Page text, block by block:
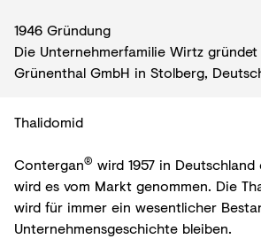
1946 Gründung
Die Unternehmerfamilie Wirtz
Grünenthal GmbH in Stolberg,
Thalidomid
Contergan® wird 1957 in Deutschland
wird es vom Markt genommen. Die
wird für immer ein wesentlicher
Unternehmensgeschichte bleiben.